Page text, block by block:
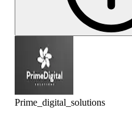
Prime_digital_solutions